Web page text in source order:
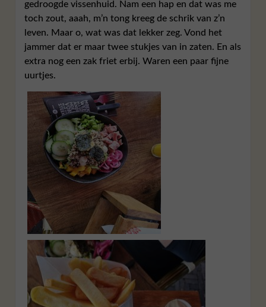
gedroogde vissenhuid. Nam een hap en dat was me
toch zout, aaah, m’n tong kreeg de schrik van z’n
leven. Maar o, wat was dat lekker zeg. Vond het
jammer dat er maar twee stukjes van in zaten. En als
extra nog een zak friet erbij. Waren een paar fijne
uurtjes.